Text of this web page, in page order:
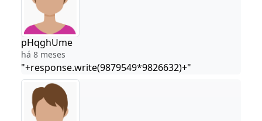
pHqghUme
há 8 meses
"+response.write(9879549*9826632)+"